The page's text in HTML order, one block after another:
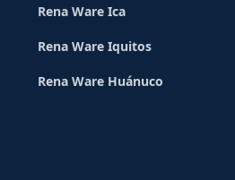
Rena Ware Ica
Rena Ware Iquitos
Rena Ware Huánuco